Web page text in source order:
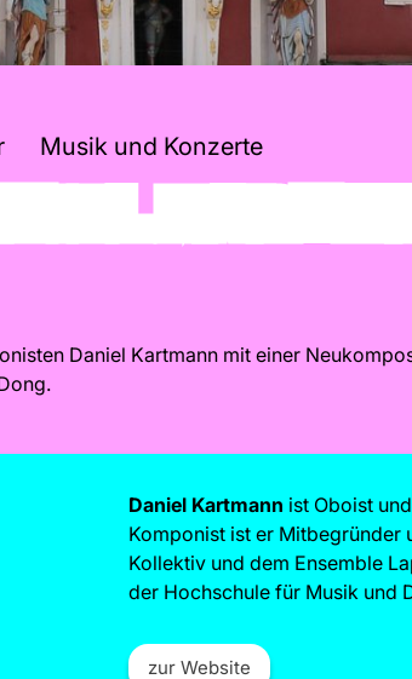
Musik und Konzerte
Daniel Kartmann mit einer
Daniel Kartmann ist Oboist
Komponist ist er Mitbegründer
Kollektiv und dem Ensemble
der Hochschule für Musik und
zur Website